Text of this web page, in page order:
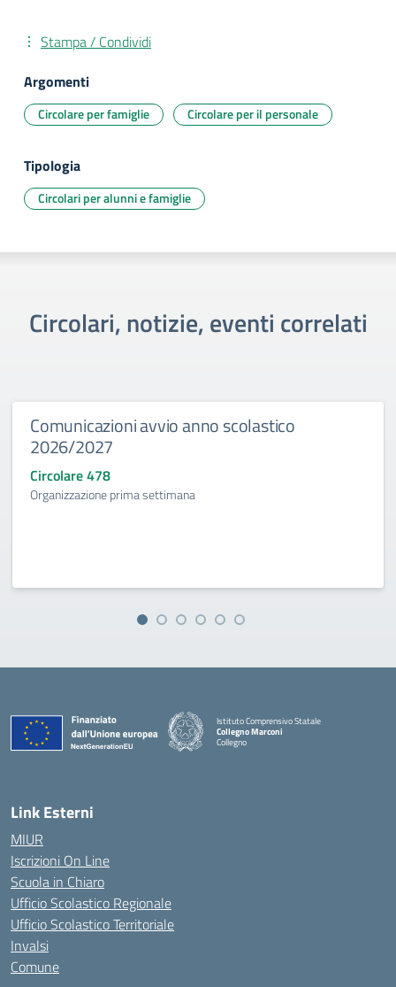
Stampa / Condividi
Argomenti
Circolare per famiglie Circolare per il personale
Tipologia
Circolari per alunni e famiglie
Circolari, notizie, eventi correlati
Comunicazioni avvio anno scolastico
2026/2027
Circolare 478
Organizzazione prima settimana
Istituto Comprensivo Statale
Collegno Marconi
Collegno
Link Esterni
MIUR
Iscrizioni On Line
Scuola in Chiaro
Ufficio Scolastico Regionale
Ufficio Scolastico Territoriale
Invalsi
Comune